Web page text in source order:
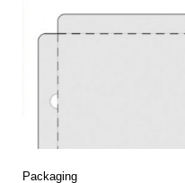
Packaging